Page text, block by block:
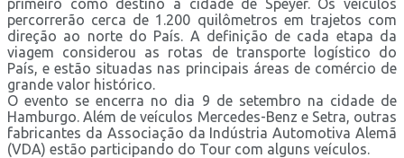
primeiro como destino a cidade de Speyer. Os veículos
percorrerão cerca de 1.200 quilômetros em trajetos com
direção ao norte do País. A definição de cada etapa da
viagem considerou as rotas de transporte logístico do
País, e estão situadas nas principais áreas de comércio de
grande valor histórico.
O evento se encerra no dia 9 de setembro na cidade de
Hamburgo. Além de veículos Mercedes-Benz e Setra, outras
fabricantes da Associação da Indústria Automotiva Alemã
(VDA) estão participando do Tour com alguns veículos.